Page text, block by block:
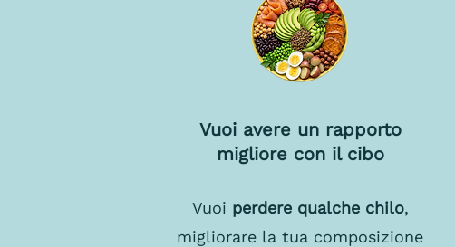
Vuoi avere un rapporto
migliore con il cibo
Vuoi perdere qualche chilo,
migliorare la tua composizione